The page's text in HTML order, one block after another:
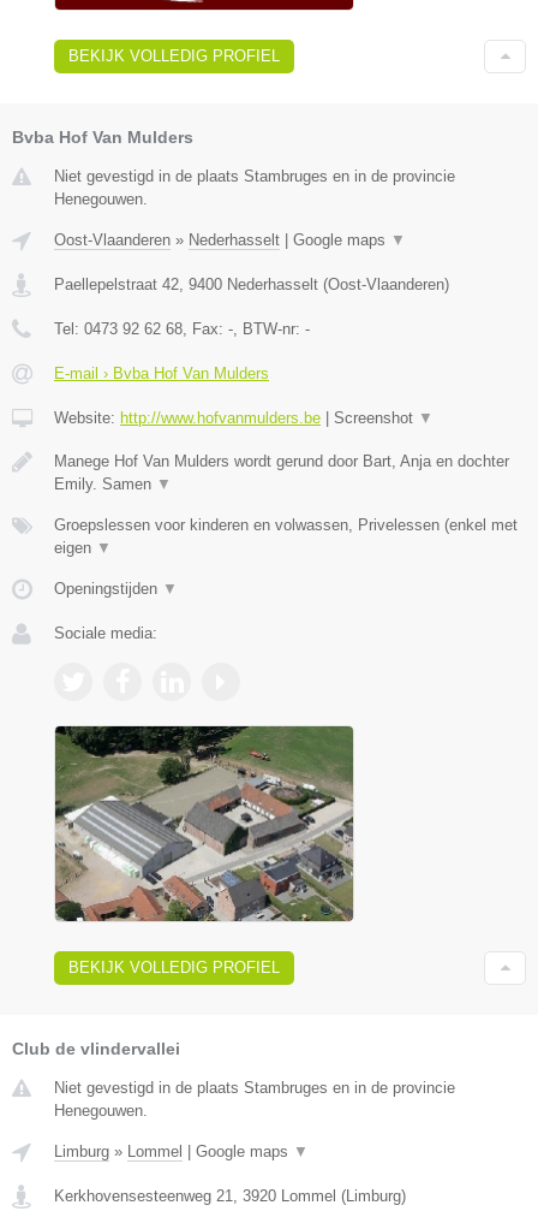
BEKIJK VOLLEDIG PROFIEL
Bvba Hof Van Mulders
Niet gevestigd in de plaats Stambruges en in de provincie
Henegouwen.
Oost-Vlaanderen » Nederhasselt Google maps ▼
Paellepelstraat 42, 9400 Nederhasselt (Oost-Vlaanderen)
Tel: 0473 92 62 68, Fax: -, BTW-nr: -
E-mail › Bvba Hof Van Mulders
Website: http://www.hofvanmulders.be Screenshot ▼
Manege Hof Van Mulders wordt gerund door Bart, Anja en dochter
Emily. Samen ▼
Groepslessen voor kinderen en volwassen, Privelessen (enkel met
eigen ▼
Openingstijden ▼
Sociale media:
BEKIJK VOLLEDIG PROFIEL
Club de vlindervallei
Niet gevestigd in de plaats Stambruges en in de provincie
Henegouwen.
Limburg » Lommel Google maps ▼
Kerkhovensesteenweg 21 3920 Lommel ( Limburg)